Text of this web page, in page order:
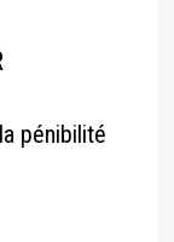
pénibilité